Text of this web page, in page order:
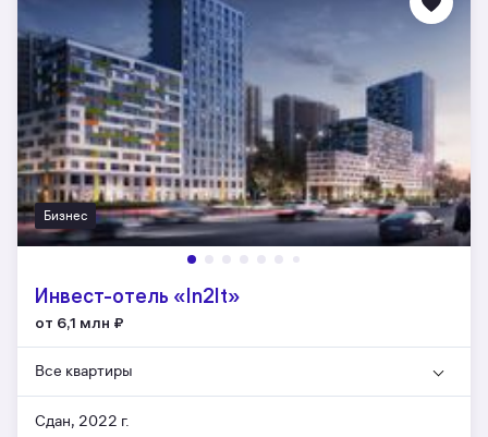
Бизнес
Инвест-отель «In2It»
от 6,1 млн ₽
Все квартиры
Сдан, 2022 г.